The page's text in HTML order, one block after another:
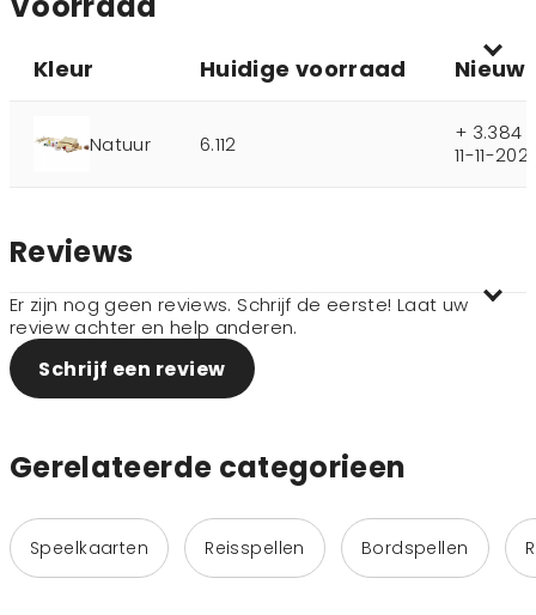
Kleur Huidige voorraad
Natuur 6.112
+ 3.384
11-11-
Reviews
Er zijn nog geen reviews. Schrijf de eerste! Laat uw
review achter en help anderen.
Schrijf een review
Gerelateerde categorieen
Speelkaarten Reisspellen Bordspellen